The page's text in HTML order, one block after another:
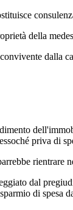
della
dalla
priva di
dal
di spesa